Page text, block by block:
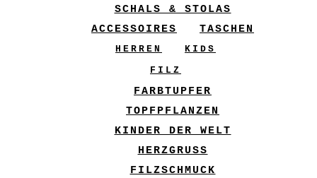
SCHALS & STOLAS
ACCESSOIRES
TASCHEN
HERREN
KIDS
FILZ
FARBTUPFER
TOPFPFLANZEN
KINDER DER WELT
HERZGRUSS
FILZSCHMUCK